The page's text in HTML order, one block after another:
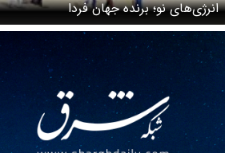
انرژی‌های نو؛ برنده جهان فردا